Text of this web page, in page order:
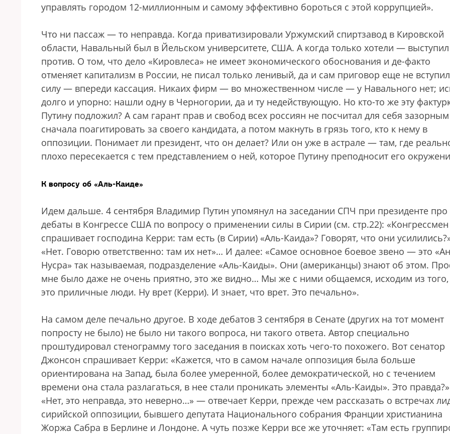
управлять городом 12-миллионным и самому эффективно бороться с этой коррупцией».
Что ни пассаж — то неправда. Когда приватизировали Уржумский спиртзавод в Кировской
области, Навальный был в Йельском университете, США. А когда только хотели — выступил
против. О том, что дело «Кировлеса» не имеет экономического обоснования и де-факто
отменяет капитализм в России, не писал только ленивый, да и сам приговор еще не
силу — впереди кассация. Никаих фирм — во множественном числе — у Навального нет;
долго и упорно: нашли одну в Черногории, да и ту недействующую. Но кто-то же эту
Путину подложил? А сам гарант прав и свобод всех россиян не посчитал для себя зазорным
сначала поагитировать за своего кандидата, а потом макнуть в грязь того, кто к нему в
оппозиции. Понимает ли президент, что он делает? Или он уже в астрале — там, где
плохо пересекается с тем представлением о ней, которое Путину преподносит его
К вопросу об «Аль-Каиде»
Идем дальше. 4 сентября Владимир Путин упомянул на заседании СПЧ при президенте про
дебаты в Конгрессе США по вопросу о применении силы в Сирии (см. стр.22): «Конгрессмен
спрашивает господина Керри: там есть (в Сирии) «Аль-Каида»? Говорят, что они
«Нет. Говорю ответственно: там их нет»… И далее: «Самое основное боевое звено — это
Нусра» так называемая, подразделение «Аль-Каиды». Они (американцы) знают об этом.
мне было даже не очень приятно, это же видно… Мы же с ними общаемся, исходим из того,
это приличные люди. Ну врет (Керри). И знает, что врет. Это печально».
На самом деле печально другое. В ходе дебатов 3 сентября в Сенате (других на тот момент
попросту не было) не было ни такого вопроса, ни такого ответа. Автор специально
проштудировал стенограмму того заседания в поисках хоть чего-то похожего. Вот сенатор
Джонсон спрашивает Керри: «Кажется, что в самом начале оппозиция была больше
ориентирована на Запад, была более умеренной, более демократической, но с течением
времени она стала разлагаться, в нее стали проникать элементы «Аль-Каиды». Это
«Нет, это неправда, это неверно…» — отвечает Керри, прежде чем рассказать о встречах
сирийской оппозиции, бывшего депутата Национального собрания Франции христианина
Жоржа Сабра в Берлине и Лондоне. А чуть позже Керри все же уточняет: «Там есть